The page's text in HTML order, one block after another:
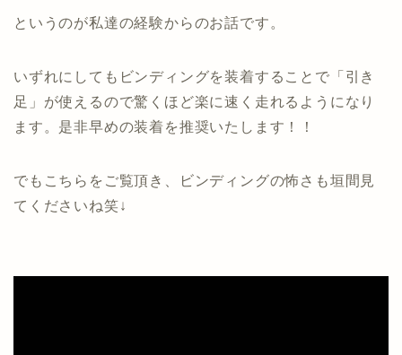
というのが私達の経験からのお話です。
いずれにしてもビンディングを装着することで「引き
足」が使えるので驚くほど楽に速く走れるようになり
ます。是非早めの装着を推奨いたします！！
でもこちらをご覧頂き、ビンディングの怖さも垣間見
てくださいね笑↓